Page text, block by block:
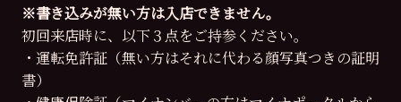
※書き込みが無い方は入店できません。
初回来店時に、以下３点をご持参ください。
・運転免許証（無い方はそれに代わる顔写真つきの証明
書）